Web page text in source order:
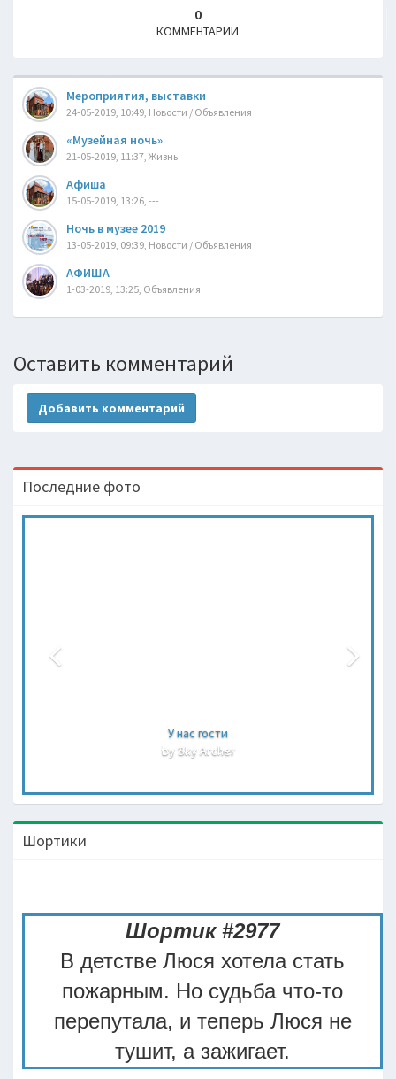
0
КОММЕНТАРИИ
Мероприятия, выставки
24-05-2019, 10:49, Новости / Объявления
«Музейная ночь»
21-05-2019, 11:37, Жизнь
Афиша
15-05-2019, 13:26, ---
Ночь в музее 2019
13-05-2019, 09:39, Новости / Объявления
АФИША
1-03-2019, 13:25, Объявления
Оставить комментарий
Добавить комментарий
Последние фото
У нас гости
by Sky Archer
Шортики
Шортик #2977
В детстве Люся хотела стать
пожарным. Но судьба что-то
перепутала, и теперь Люся не
тушит, а зажигает.